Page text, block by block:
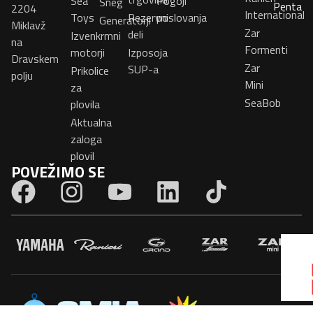
2204
Miklavž
na
Dravskem
polju
Toys
Izvenkrmni
motorji
Prikolice
za
plovila
Aktualna
zaloga
plovil
Generatorji
Rezervni
deli
Izposoja
SUP-a
poslovanja
International
Zar
Formenti
Zar
Mini
SeaBob
Penta
POVEŽIMO SE